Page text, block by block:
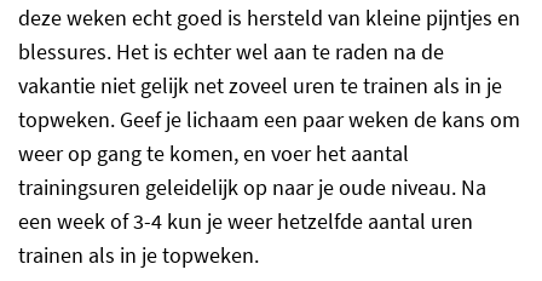
deze weken echt goed is hersteld van kleine pijntjes en
blessures. Het is echter wel aan te raden na de
vakantie niet gelijk net zoveel uren te trainen als in je
topweken. Geef je lichaam een paar weken de kans om
weer op gang te komen, en voer het aantal
trainingsuren geleidelijk op naar je oude niveau. Na
een week of 3-4 kun je weer hetzelfde aantal uren
trainen als in je topweken.